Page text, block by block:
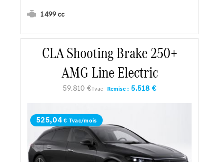
1 499 cc
En savoir plus
Faire un essai
525,04€ Tvac/mois
CLA Shooting Brake 250+
AMG Line Electric
59.810 €Tvac Remise : 5.518 €